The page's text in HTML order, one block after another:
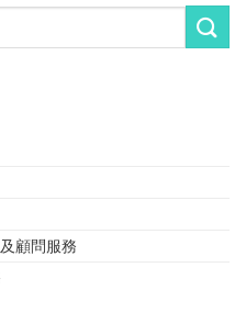
顧問服務